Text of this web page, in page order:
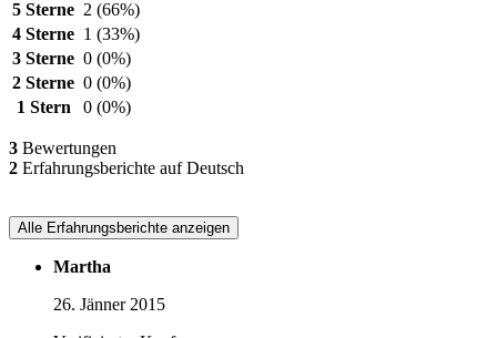
5 Sterne 2 (66%)
4 Sterne 1 (33%)
3 Sterne 0 (0%)
2 Sterne 0 (0%)
1 Stern
0 (0%)
3 Bewertungen
2 Erfahrungsberichte auf Deutsch
Alle Erfahrungsberichte anzeigen
Martha
26. Jänner 2015